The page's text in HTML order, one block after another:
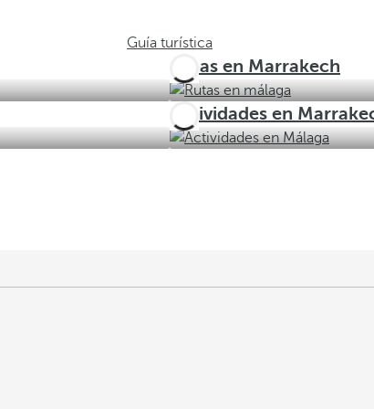
Guía turística
Rutas en Marrakech
Actividades en